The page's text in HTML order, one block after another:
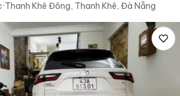
·Thanh Khê Đông, Thanh Khê, Đà Nẵng